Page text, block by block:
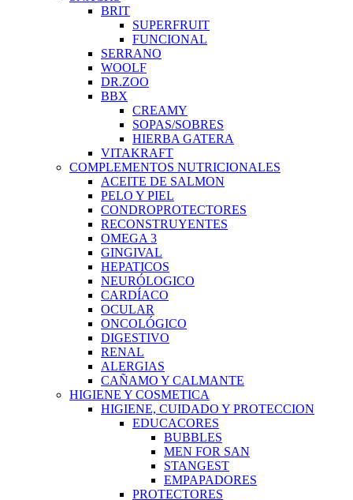
BRIT
SUPERFRUIT
FUNCIONAL
SERRANO
WOOLF
DR.ZOO
BBX
CREAMY
SOPAS/SOBRES
HIERBA GATERA
VITAKRAFT
COMPLEMENTOS NUTRICIONALES
ACEITE DE SALMON
PELO Y PIEL
CONDROPROTECTORES
RECONSTRUYENTES
OMEGA 3
GINGIVAL
HEPATICOS
NEURÓLOGICO
CARDÍACO
OCULAR
ONCOLÓGICO
DIGESTIVO
RENAL
ALERGIAS
CAÑAMO Y CALMANTE
HIGIENE Y COSMETICA
HIGIENE, CUIDADO Y PROTECCION
EDUCACORES
BUBBLES
MEN FOR SAN
STANGEST
EMPAPADORES
PROTECTORES